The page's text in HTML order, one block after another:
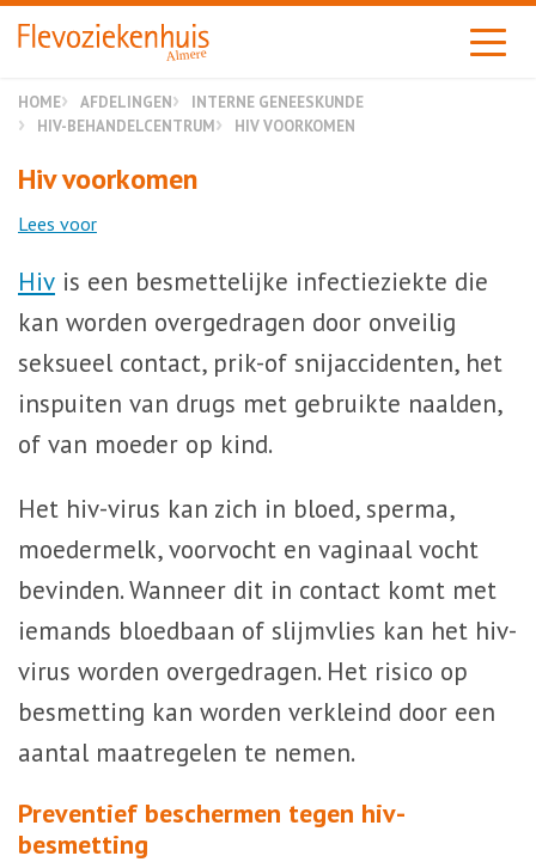
Almere
HOME AFDELINGEN
INTERNE GENEESKUNDE
HIV-BEHANDELCENTRUM
HIV VOORKOMEN
Hiv voorkomen
Lees voor
Hiv is een besmettelijke infectieziekte die
kan worden overgedragen door onveilig
seksueel contact, prik-of snijaccidenten, het
inspuiten van drugs met gebruikte naalden,
of van moeder op kind.
Het hiv-virus kan zich in bloed, sperma,
moedermelk, voorvocht en vaginaal vocht
bevinden. Wanneer dit in contact komt met
iemands bloedbaan of slijmvlies kan het hiv-
virus worden overgedragen. Het risico op
besmetting kan worden verkleind door een
aantal maatregelen te nemen.
Preventief beschermen tegen hiv-
besmetting